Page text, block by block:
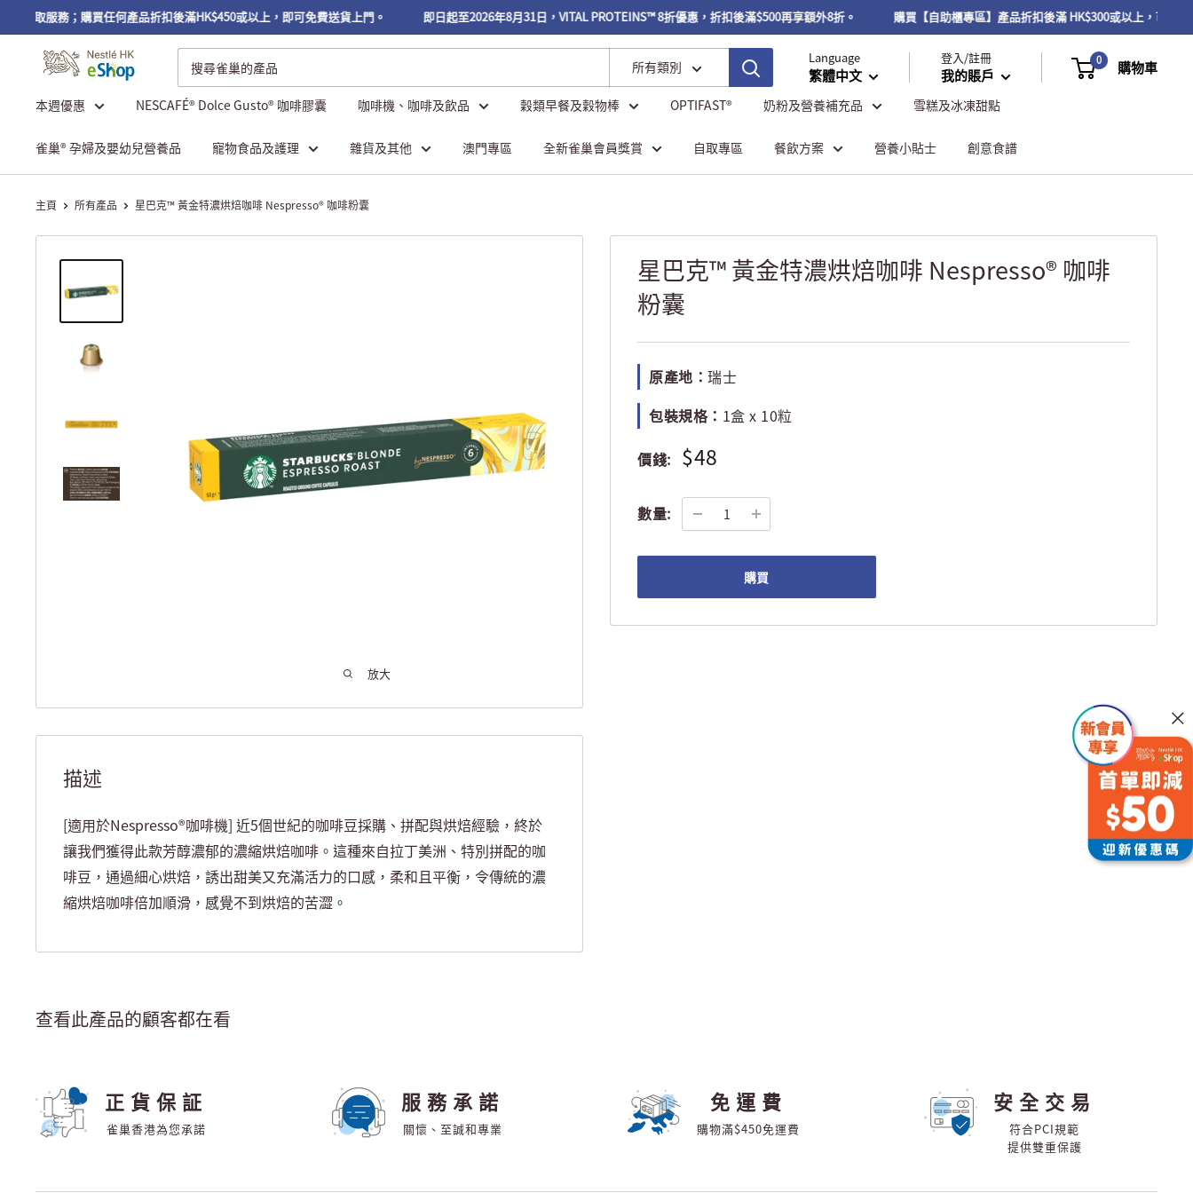
自取服務；購買任何產品折扣後滿HK$450或以上，即可免費送貨上門。 即日起至2026年8月31日，VITAL PROTEINS™ 8折優惠，折扣後滿$500再享額外8折。 購買【自助櫃專區】產品折扣後滿 HK$300或以上，可享
所有類別
Language
繁體中文
登入/註冊
我的賬戶
0 購物車
本週優惠 NESCAFÉ® Dolce Gusto® 咖啡膠囊 咖啡機、咖啡及飲品 穀類早餐及穀物棒 OPTIFAST® 奶粉及營養補充品 雪糕及冰凍甜點
雀巢® 孕婦及嬰幼兒營養品 寵物食品及護理 雜貨及其他 澳門專區 全新雀巢會員獎賞 自取專區 餐飲方案 營養小貼士 創意食譜
主頁 所有產品 星巴克™ 黃金特濃烘焙咖啡 Nespresso® 咖啡粉囊
放大
星巴克™ 黃金特濃烘焙咖啡 Nespresso® 咖啡
粉囊
原產地： 瑞士
包裝規格： 1盒 x 10粒
價錢: $48
數量:
購買
描述
[適用於Nespresso®咖啡機] 近5個世紀的咖啡豆採購、拼配與烘焙經驗，終於
讓我們獲得此款芳醇濃郁的濃縮烘焙咖啡。這種來自拉丁美洲、特別拼配的咖
啡豆，通過細心烘焙，誘出甜美又充滿活力的口感，柔和且平衡，令傳統的濃
縮烘焙咖啡倍加順滑，感覺不到烘焙的苦澀。
查看此產品的顧客都在看
正貨保証
雀巢香港為您承諾
服務承諾
關懷、至誠和專業
免運費
購物滿$450免運費
安全交易
符合PCI規範
提供雙重保護